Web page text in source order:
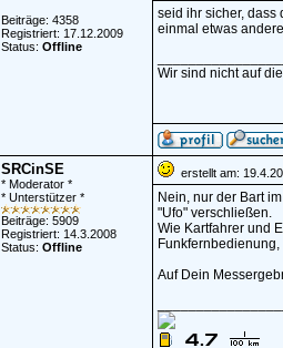
Beiträge: 4358
Registriert: 17.12.2009
Status: Offline
seid ihr sicher, dass
einmal etwas
Wir sind nicht auf
SRCinSE
* Moderator *
* Unterstützer *
Beiträge: 5909
Registriert: 14.3.2008
Status: Offline
erstellt am:
Nein, nur der Bart
"Ufo" verschließen.
Wie Kartfahrer und
Auf Dein